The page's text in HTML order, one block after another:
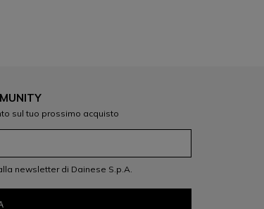
sul tuo prossimo acquisto
newsletter di Dainese S.p.A.